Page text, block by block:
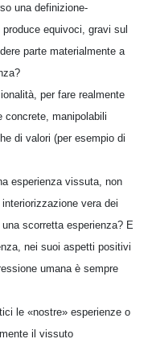
una definizione-
equivoci, gravi sul
parte materialmente a
per fare realmente
concrete, manipolabili
di valori (per esempio di
esperienza vissuta, non
vera dei
scorretta esperienza? E
nei suoi aspetti positivi
umana è sempre
le «nostre» esperienze o
il vissuto